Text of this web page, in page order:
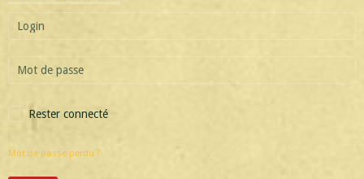
Rester connecté
Mot de passe perdu ?